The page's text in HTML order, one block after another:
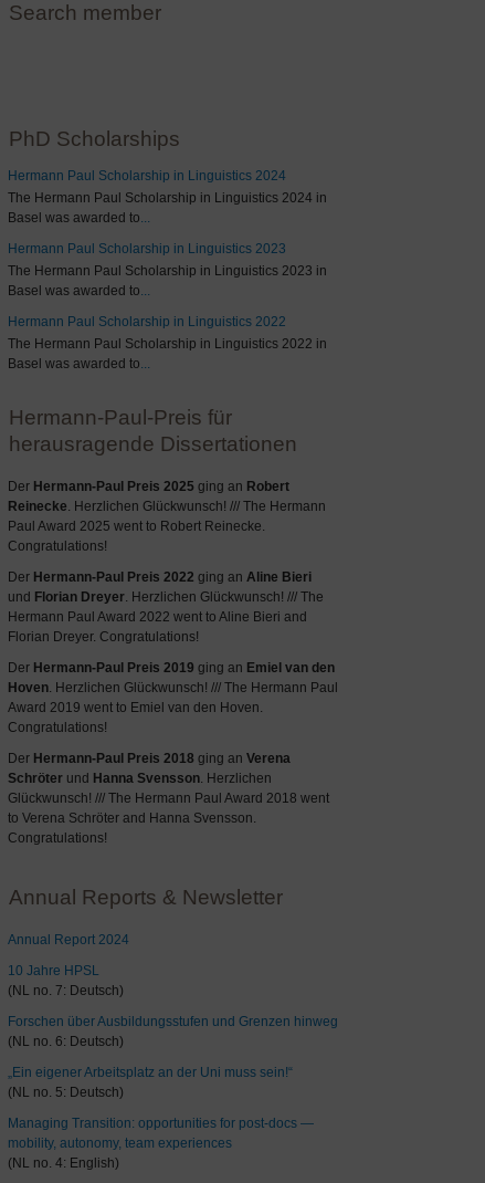
Search member
PhD Scholarships
Hermann Paul Scholarship in Linguistics 2024
The Hermann Paul Scholarship in Linguistics 2024 in
Basel was awarded to...
Hermann Paul Scholarship in Linguistics 2023
The Hermann Paul Scholarship in Linguistics 2023 in
Basel was awarded to...
Hermann Paul Scholarship in Linguistics 2022
The Hermann Paul Scholarship in Linguistics 2022 in
Basel was awarded to...
Hermann-Paul-Preis für
herausragende Dissertationen
Der Hermann-Paul Preis 2025 ging an Robert
Reinecke. Herzlichen Glückwunsch! /// The Hermann
Paul Award 2025 went to Robert Reinecke.
Congratulations!
Der Hermann-Paul Preis 2022 ging an Aline Bieri
und Florian Dreyer. Herzlichen Glückwunsch! /// The
Hermann Paul Award 2022 went to Aline Bieri and
Florian Dreyer. Congratulations!
Der Hermann-Paul Preis 2019 ging an Emiel van den
Hoven. Herzlichen Glückwunsch! /// The Hermann Paul
Award 2019 went to Emiel van den Hoven.
Congratulations!
Der Hermann-Paul Preis 2018 ging an Verena
Schröter und Hanna Svensson. Herzlichen
Glückwunsch! /// The Hermann Paul Award 2018 went
to Verena Schröter and Hanna Svensson.
Congratulations!
Annual Reports & Newsletter
Annual Report 2024
10 Jahre HPSL
(NL no. 7: Deutsch)
Forschen über Ausbildungsstufen und Grenzen hinweg
(NL no. 6: Deutsch)
„Ein eigener Arbeitsplatz an der Uni muss sein!“
(NL no. 5: Deutsch)
Managing Transition: opportunities for post-docs —
mobility, autonomy, team experiences
(NL no. 4: English)